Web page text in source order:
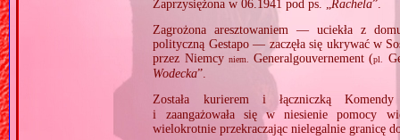
Zaprzysiężona w 06.1941 pod ps. „ Rachela”.
Zagrożona aresztowaniem — uciekła z
polityczną Gestapo — zaczęła się ukrywać w
przez Niemcy niem. Generalgouvernement (pl.
Wodecka”.
Została kurierem i łączniczką
i zaangażowała się w niesienie pomocy
wielokrotnie przekraczając nielegalnie granicę